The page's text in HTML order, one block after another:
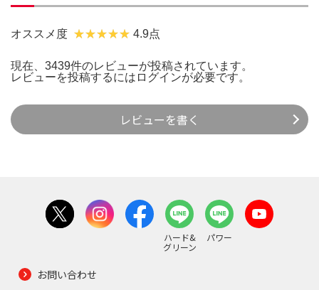
オススメ度 4.9点
現在、3439件のレビューが投稿されています。
レビューを投稿するには ログインが必要です。
レビューを書く
ハード&
グリーン
パワー
お問い合わせ